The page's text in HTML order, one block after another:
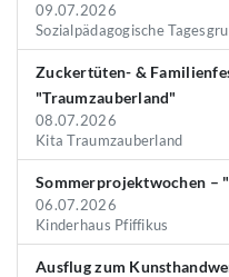
09.07.2026
Sozialpädagogische
Zuckertüten- &
"Traumzauberland"
08.07.2026
Kita Traumzauberland
Sommerprojektwochen –
06.07.2026
Kinderhaus Pfiffikus
Ausflug zum